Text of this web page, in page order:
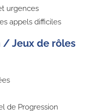
urgences
appels difficiles
/ Jeux de rôles
de Progression